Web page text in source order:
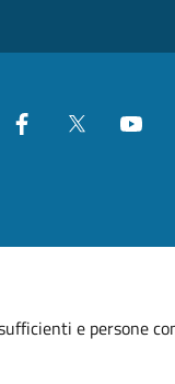
e persone